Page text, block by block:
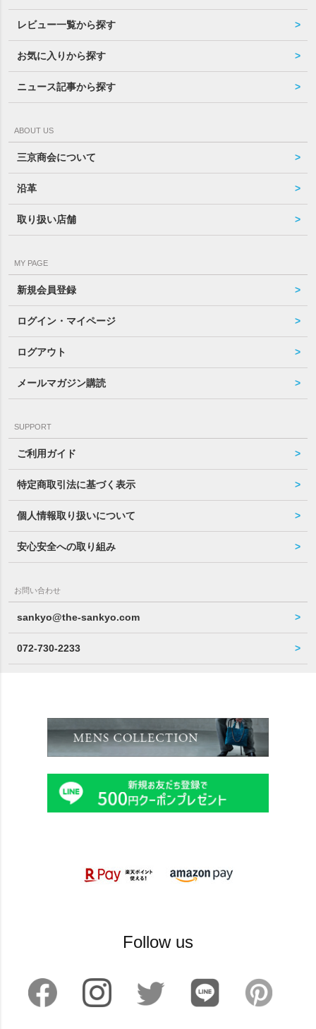
レビュー一覧から探す
お気に入りから探す
ニュース記事から探す
ABOUT US
三京商会について
沿革
取り扱い店舗
MY PAGE
新規会員登録
ログイン・マイページ
ログアウト
メールマガジン購読
SUPPORT
ご利用ガイド
特定商取引法に基づく表示
個人情報取り扱いについて
安心安全への取り組み
お問い合わせ
sankyo@the-sankyo.com
072-730-2233
Follow us